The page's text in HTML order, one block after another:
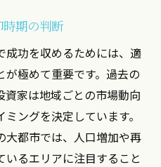
域別投資法
最大化する方法
とで得る最大の利益
イミングサイン
益最大化のポイント
極めるためのチェック
期の判断
成功を収めるためには、適
極めて重要です。過去の
家は地域ごとの市場動向
ングを決定しています。
大都市では、人口増加や再
るエリアに注目すること